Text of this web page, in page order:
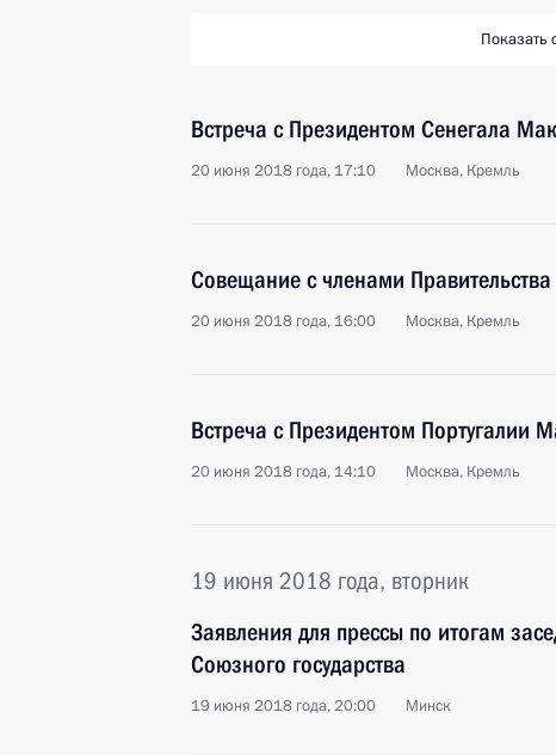
Показать
Встреча с Президентом Сенегала
20 июня 2018 года, 17:10 Москва, Кремль
Совещание с членами Правительства
20 июня 2018 года, 16:00 Москва, Кремль
Встреча с Президентом Португалии
20 июня 2018 года, 14:10 Москва, Кремль
19 июня 2018 года, вторник
Заявления для прессы по итогам
Союзного государства
19 июня 2018 года, 20:00 Минск